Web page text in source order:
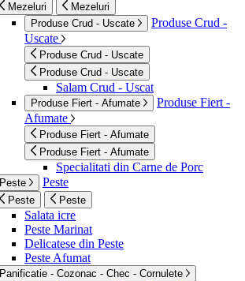
Mezeluri
Mezeluri
Produse Crud - Uscate
Produse Crud -
Uscate
Produse Crud - Uscate
Produse Crud - Uscate
Salam Crud - Uscat
Produse Fiert - Afumate
Produse Fiert -
Afumate
Produse Fiert - Afumate
Produse Fiert - Afumate
Specialitati din Carne de Porc
Peste Peste
Peste Peste
Salata icre
Peste Marinat
Delicatese din Peste
Peste Afumat
Panificatie - Cozonac - Chec - Cornulete